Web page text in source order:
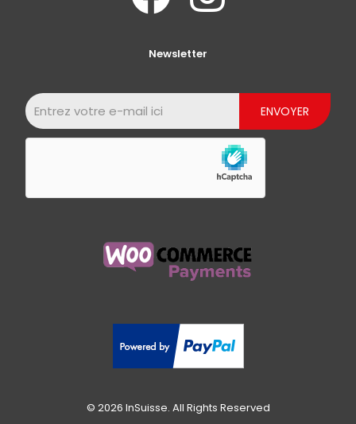
Newsletter
© 2026 InSuisse. All Rights Reserved